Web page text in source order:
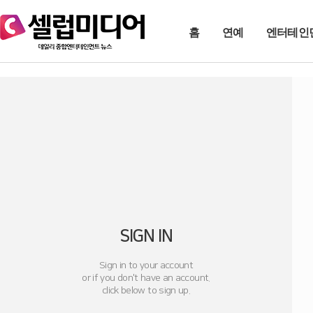
홈 연예 엔터테인
SIGN IN
Sign in to your account
or if you don't have an account.
click below to sign up.